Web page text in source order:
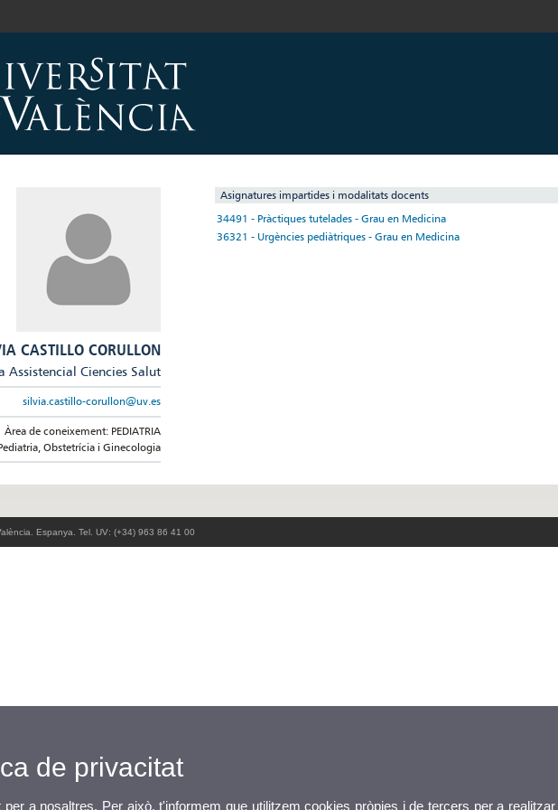
CASTILLO CORULLON
Assistencial Ciencies Salut
silvia.castillo-corullon@uv.es
Àrea de coneixement: PEDIATRIA
Obstetrícia i Ginecologia
Asignatures impartides i modalitats docents
34491 - Pràctiques tutelades - Grau en Medicina
36321 - Urgències pediàtriques - Grau en Medicina
Espanya. Tel. UV: (+34) 963 86 41 00
de privacitat
a nosaltres. Per això, t'informem que utilitzem cookies pròpies i de tercers per a realitzar